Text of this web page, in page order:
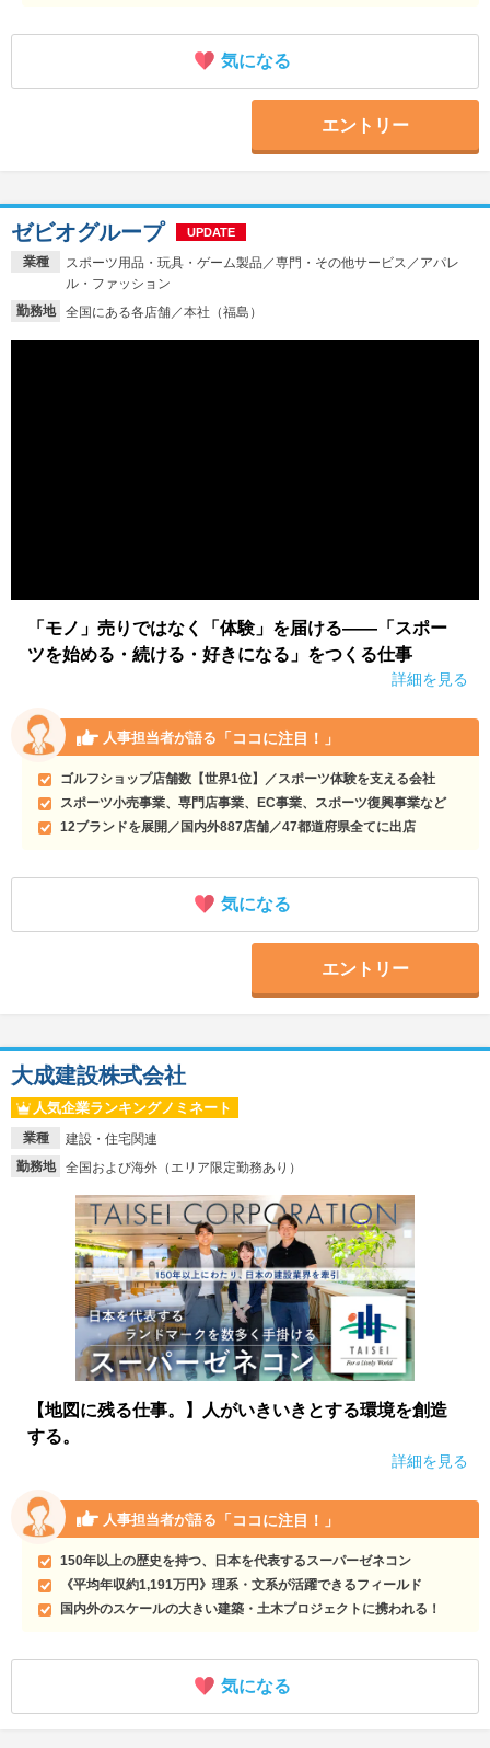
気になる
エントリー
業種
スポーツ用品・玩具・ゲーム製品／専門・その他サービス／アパレ
ル・ファッション
勤務地
全国にある各店舗／本社（福島）
ゼビオグループ UPDATE
「モノ」売りではなく「体験」を届ける――「スポー
ツを始める・続ける・好きになる」をつくる仕事
詳細を見る
人事担当者が語る 「ココに注目！」
ゴルフショップ店舗数【世界1位】／スポーツ体験を支える会社
スポーツ小売事業、専門店事業、EC事業、スポーツ復興事業など
12ブランドを展開／国内外887店舗／47都道府県全てに出店
気になる
エントリー
業種
建設・住宅関連
勤務地
全国および海外（エリア限定勤務あり）
大成建設株式会社
人気企業ランキングノミネート
【地図に残る仕事。】人がいきいきとする環境を創造
する。
詳細を見る
人事担当者が語る 「ココに注目！」
150年以上の歴史を持つ、日本を代表するスーパーゼネコン
《平均年収約1,191万円》理系・文系が活躍できるフィールド
国内外のスケールの大きい建築・土木プロジェクトに携われる！
気になる